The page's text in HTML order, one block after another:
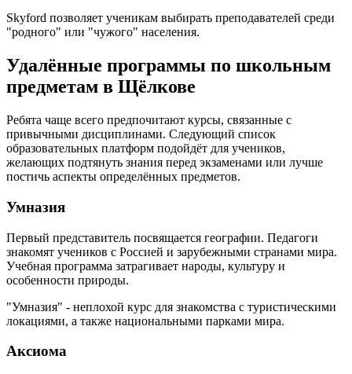
Skyford позволяет ученикам выбирать преподавателей среди
"родного" или "чужого" населения.
Удалённые программы по школьным
предметам в Щёлкове
Ребята чаще всего предпочитают курсы, связанные с
привычными дисциплинами. Следующий список
образовательных платформ подойдёт для учеников,
желающих подтянуть знания перед экзаменами или лучше
постичь аспекты определённых предметов.
Умназия
Первый представитель посвящается географии. Педагоги
знакомят учеников с Россией и зарубежными странами мира.
Учебная программа затрагивает народы, культуру и
особенности природы.
"Умназия" - неплохой курс для знакомства с туристическими
локациями, а также национальными парками мира.
Аксиома